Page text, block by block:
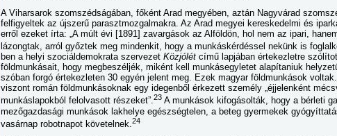
A Viharsarok szomszédságában, főként Arad megyében, aztán Nagyvárad
felfigyeltek az újszerű parasztmozgalmakra. Az Arad megyei kereskedelmi és
erről ezeket írta: „A múlt évi [1891] zavargások az Alföldön, hol nem az ipari,
lázongtak, arról győztek meg mindenkit, hogy a munkáskérdéssel nekünk is
ben a helyi szociáldemokrata szervezet Közjólét című lapjában értekezletre
földmunkásait, hogy megbeszéljék, miként kell munkásegyletet alapítaniuk
szóban forgó értekezleten 30 egyén jelent meg. Ezek magyar földmunkások
viszont román földmunkásoknak egy idegenből érkezett személy „éjjelenként
munkáslapokból felolvasott részeket”.23 A munkások kifogásolták, hogy a bérleti
mezőgazdasági munkások lakhelye egészségtelen, a beteg gyermekek
vasárnap robotnapot követelnek. 24